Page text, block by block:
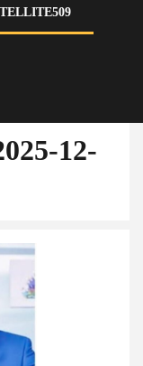
Junior Cherenfant
Emmanuel
12-